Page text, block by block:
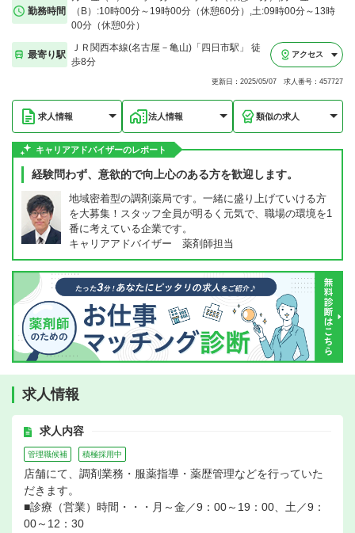
勤務時間
（B）:10時00分～19時00分（休憩60分）,土:09時00分～13時
00分（休憩0分）
最寄り駅
ＪＲ関西本線(名古屋－亀山)「四日市駅」 徒
歩8分
アクセス
更新日：2025/05/07 求人番号：457727
求人情報 法人情報 類似の求人
キャリアアドバイザーのレポート
経験問わず、意欲的で向上心のある方を歓迎します。
地域密着型の調剤薬局です。一緒に盛り上げていける方
を大募集！スタッフ全員が明るく元気で、職場の環境を1
番に考えている企業です。
キャリアアドバイザー 薬剤師担当
求人情報
求人内容
管理職候補 積極採用中
店舗にて、調剤業務・服薬指導・薬歴管理などを行っていた
だきます。
■診療（営業）時間・・・月～金／9：00～19：00、土／9：
00～12：30